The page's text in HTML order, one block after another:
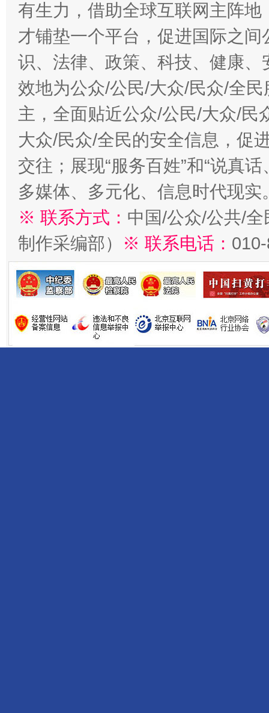
有生力，借助全球互联网主阵
才铺垫一个平台，促进国际之
识、法律、政策、科技、健康
效地为公众/公民/大众/民众/全
主，全面贴近公众/公民/大众/民
大众/民众/全民的安全信息，促
交往；展现“服务百姓”和“说真
多媒体、多元化、信息时代现实
※ 联系方式： 中国/公众/公共/
制作采编部）
※ 联系电话：